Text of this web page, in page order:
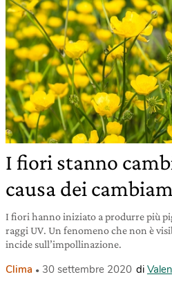
I fiori stanno
causa dei
I fiori hanno iniziato a produrre più
raggi UV. Un fenomeno che non è
incide sull’impollinazione.
Clima 30 settembre 2020 di